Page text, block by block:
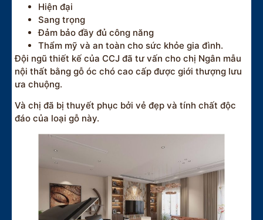
Hiện đại
Sang trọng
Đảm bảo đầy đủ công năng
Thẩm mỹ và an toàn cho sức khỏe gia đình.
Đội ngũ thiết kế của CCJ đã tư vấn cho chị Ngân mẫu
nội thất bằng gỗ óc chó cao cấp được giới thượng lưu
ưa chuộng.
Và chị đã bị thuyết phục bởi vẻ đẹp và tính chất độc
đáo của loại gỗ này.